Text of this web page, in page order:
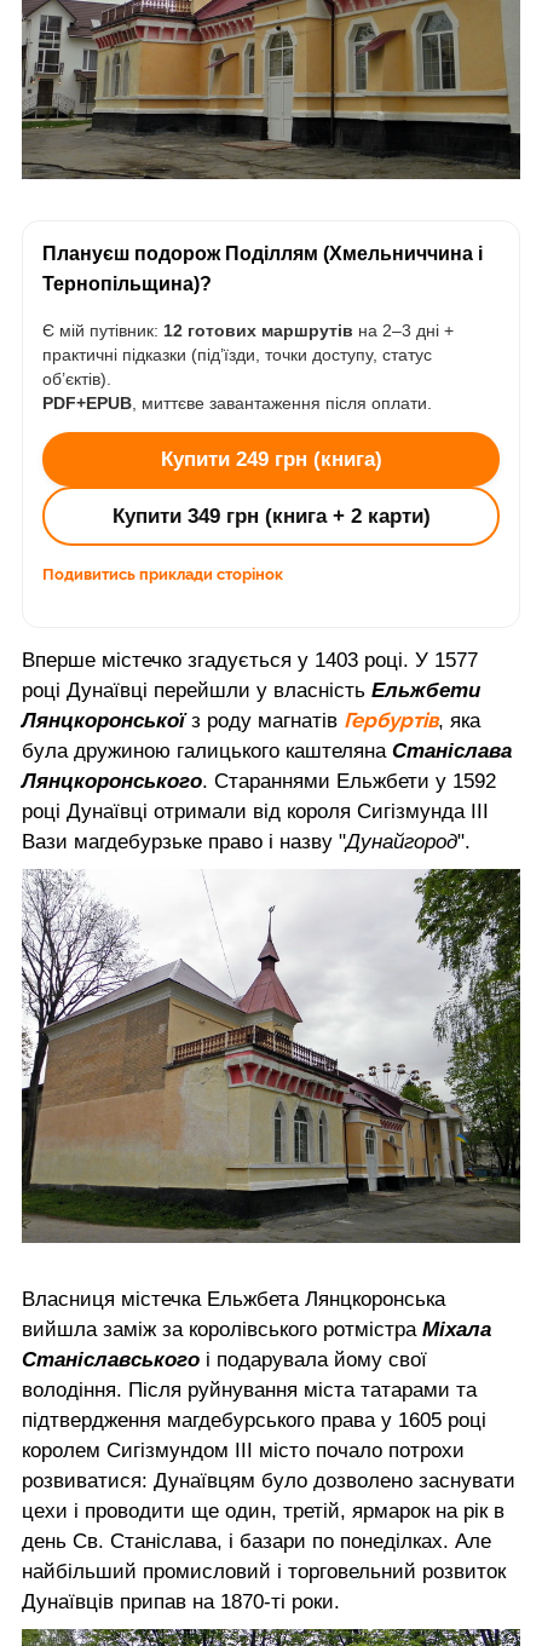
Плануєш подорож Поділлям (Хмельниччина і
Тернопільщина)?
Є мій путівник: 12 готових маршрутів на 2–3 дні +
практичні підказки (під’їзди, точки доступу, статус
об’єктів).
PDF+EPUB , миттєве завантаження після оплати.
Купити 249 грн (книга)
Купити 349 грн (книга + 2 карти)
Подивитись приклади сторінок
Вперше містечко згадується у 1403 році. У 1577
році Дунаївці перейшли у власність Ельжбети
Лянцкоронськоїз роду магнатів Гербуртів, яка
була дружиною галицького каштеляна Станіслава
Лянцкоронського. Стараннями Ельжбети у 1592
році Дунаївці отримали від короля Сигізмунда ІІІ
Вази магдебурзьке право і назву "Дунайгород".
Власниця містечка Ельжбета Лянцкоронська
вийшла заміж за королівського ротмістра Міхала
Станіславського і подарувала йому свої
володіння. Після руйнування міста татарами та
підтвердження магдебурського права у 1605 році
королем Сигізмундом ІІІ місто почало потрохи
розвиватися: Дунаївцям було дозволено заснувати
цехи і проводити ще один, третій, ярмарок на рік в
день Св. Станіслава, і базари по понеділках. Але
найбільший промисловий і торговельний розвиток
Дунаївців припав на 1870-ті роки.